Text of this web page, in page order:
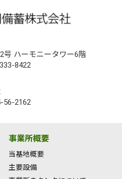
号 ハーモニータワー6階
8422
56-2162
事業所概要
当基地概要
主要設備